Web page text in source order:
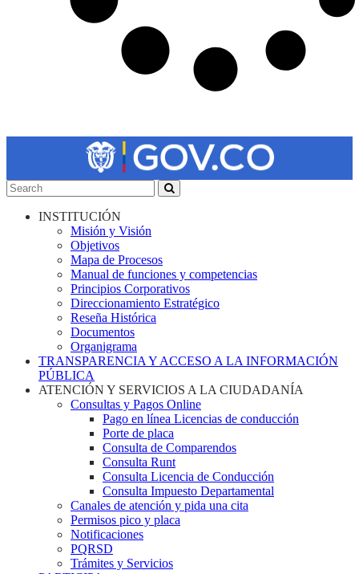
INSTITUCIÓN
Misión y Visión
Objetivos
Mapa de Procesos
Manual de funciones y competencias
Principios Corporativos
Direccionamiento Estratégico
Reseña Histórica
Documentos
Organigrama
TRANSPARENCIA Y ACCESO A LA INFORMACIÓN
PÚBLICA
ATENCIÓN Y SERVICIOS A LA CIUDADANÍA
Consultas y Pagos Online
Pago en línea Licencias de conducción
Porte de placa
Consulta de Comparendos
Consulta Runt
Consulta Licencia de Conducción
Consulta Impuesto Departamental
Canales de atención y pida una cita
Permisos pico y placa
Notificaciones
PQRSD
Trámites y Servicios